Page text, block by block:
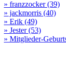
» franzzocker (39)
» jackmorris (40)
» Erik (49)
» Jester (53)
» Mitglieder-